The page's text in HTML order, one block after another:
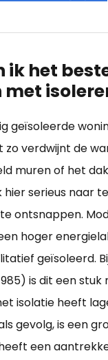
ik het
geïsoleerde
zo verdwijnt de
muren of het
hier serieus naar
ontsnappen.
hoger
geïsoleerd.
is dit een stuk
isolatie heeft
gevolg, is een
een